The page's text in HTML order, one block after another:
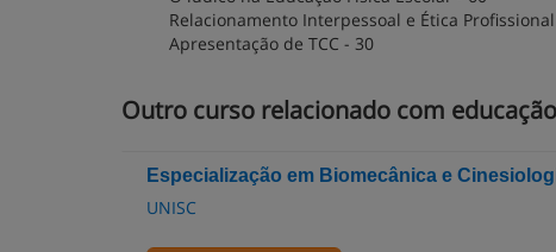
Relacionamento Interpessoal e Ética
Apresentação de TCC - 30
Outro curso relacionado com
Especialização em Biomecânica e
UNISC